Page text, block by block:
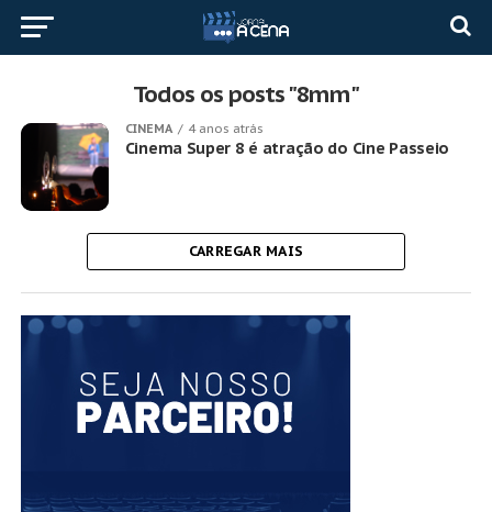
Todos os posts "8mm"
CINEMA 4 anos atrás
Cinema Super 8 é atração do Cine Passeio
CARREGAR MAIS